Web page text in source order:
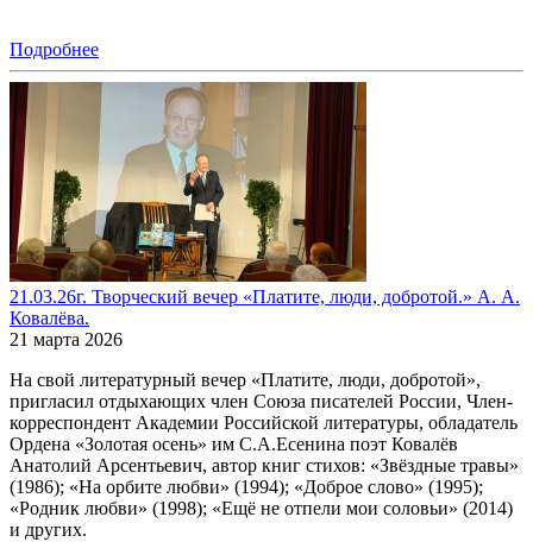
Подробнее
21.03.26г. Творческий вечер «Платите, люди, добротой.» А. А.
Ковалёва.
21 марта 2026
На свой литературный вечер «Платите, люди, добротой»,
пригласил отдыхающих член Союза писателей России, Член-
корреспондент Академии Российской литературы, обладатель
Ордена «Золотая осень» им С.А.Есенина поэт Ковалёв
Анатолий Арсентьевич, автор книг стихов: «Звёздные травы»
(1986); «На орбите любви» (1994); «Доброе слово» (1995);
«Родник любви» (1998); «Ещё не отпели мои соловьи» (2014)
и других.